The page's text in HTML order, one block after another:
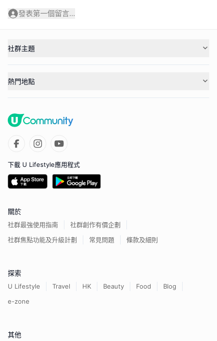
發表第一個留言...
社群主題
熱門地點
下載 U Lifestyle應用程式
關於
社群最強使用指南
社群創作有價企劃
社群焦點功能及升級計劃
常見問題 條款及細則
探索
U Lifestyle Travel HK Beauty Food
Blog
e-zone
其他